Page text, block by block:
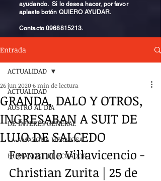
ayudando. Si lo desea hacer, por favor
aplaste botón QUIERO AYUDAR.
Contacto0968815213.
Entrada
ACTUALIDAD
AUSTRO AL DÍA
DE INTERÉS GENERAL
LA AMAZONA HERMOSA
HUMANOS DEL ECUADOR
ACTUALIDAD
GRANDA, DALO Y OTROS,
INGRESABAN A SUIT DE
LUJO DE SALCEDO
26 jun 20206 min de lectura
Fernando Villavicencio -
Christian Zurita | 25 de